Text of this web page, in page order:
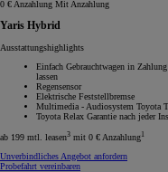
0 € Anzahlung Mit Anzahlung
Yaris Hybrid
Ausstattungshighlights
Einfach Gebrauchtwagen in
lassen
Regensensor
Elektrische Feststellbremse
Multimedia - Audiosystem Toyota
Toyota Relax Garantie nach jeder
ab 199 mtl. leasen3 mit 0 € Anzahlung1
Unverbindliches Angebot anfordern
Probefahrt vereinbaren